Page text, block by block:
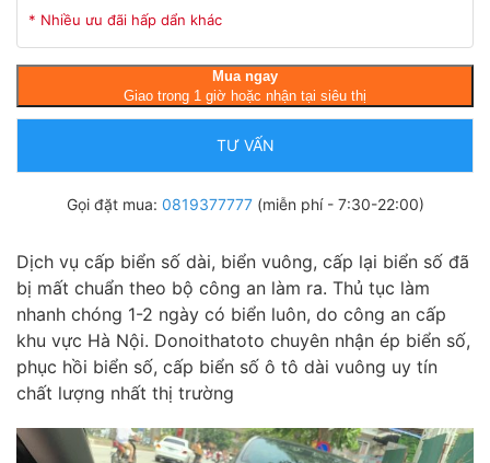
* Nhiều ưu đãi hấp dẩn khác
Mua ngay
Giao trong 1 giờ hoặc nhận tại siêu thị
TƯ VẤN
Gọi đặt mua: 0819377777(miễn phí - 7:30-22:00)
Dịch vụ cấp biển số dài, biển vuông, cấp lại biển số đã
bị mất chuẩn theo bộ công an làm ra. Thủ tục làm
nhanh chóng 1-2 ngày có biển luôn, do công an cấp
khu vực Hà Nội. Donoithatoto chuyên nhận ép biển số,
phục hồi biển số, cấp biển số ô tô dài vuông uy tín
chất lượng nhất thị trường